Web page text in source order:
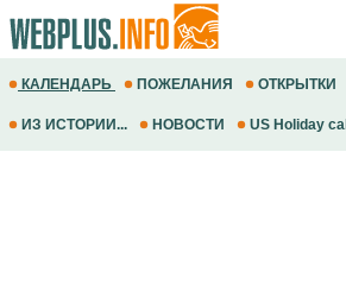
КАЛЕНДАРЬ ПОЖЕЛАНИЯ ОТКРЫТКИ
ИЗ ИСТОРИИ... НОВОСТИ US Holiday